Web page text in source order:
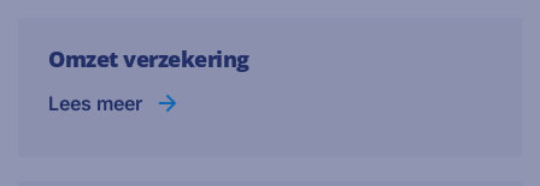
Omzet verzekering
Lees meer